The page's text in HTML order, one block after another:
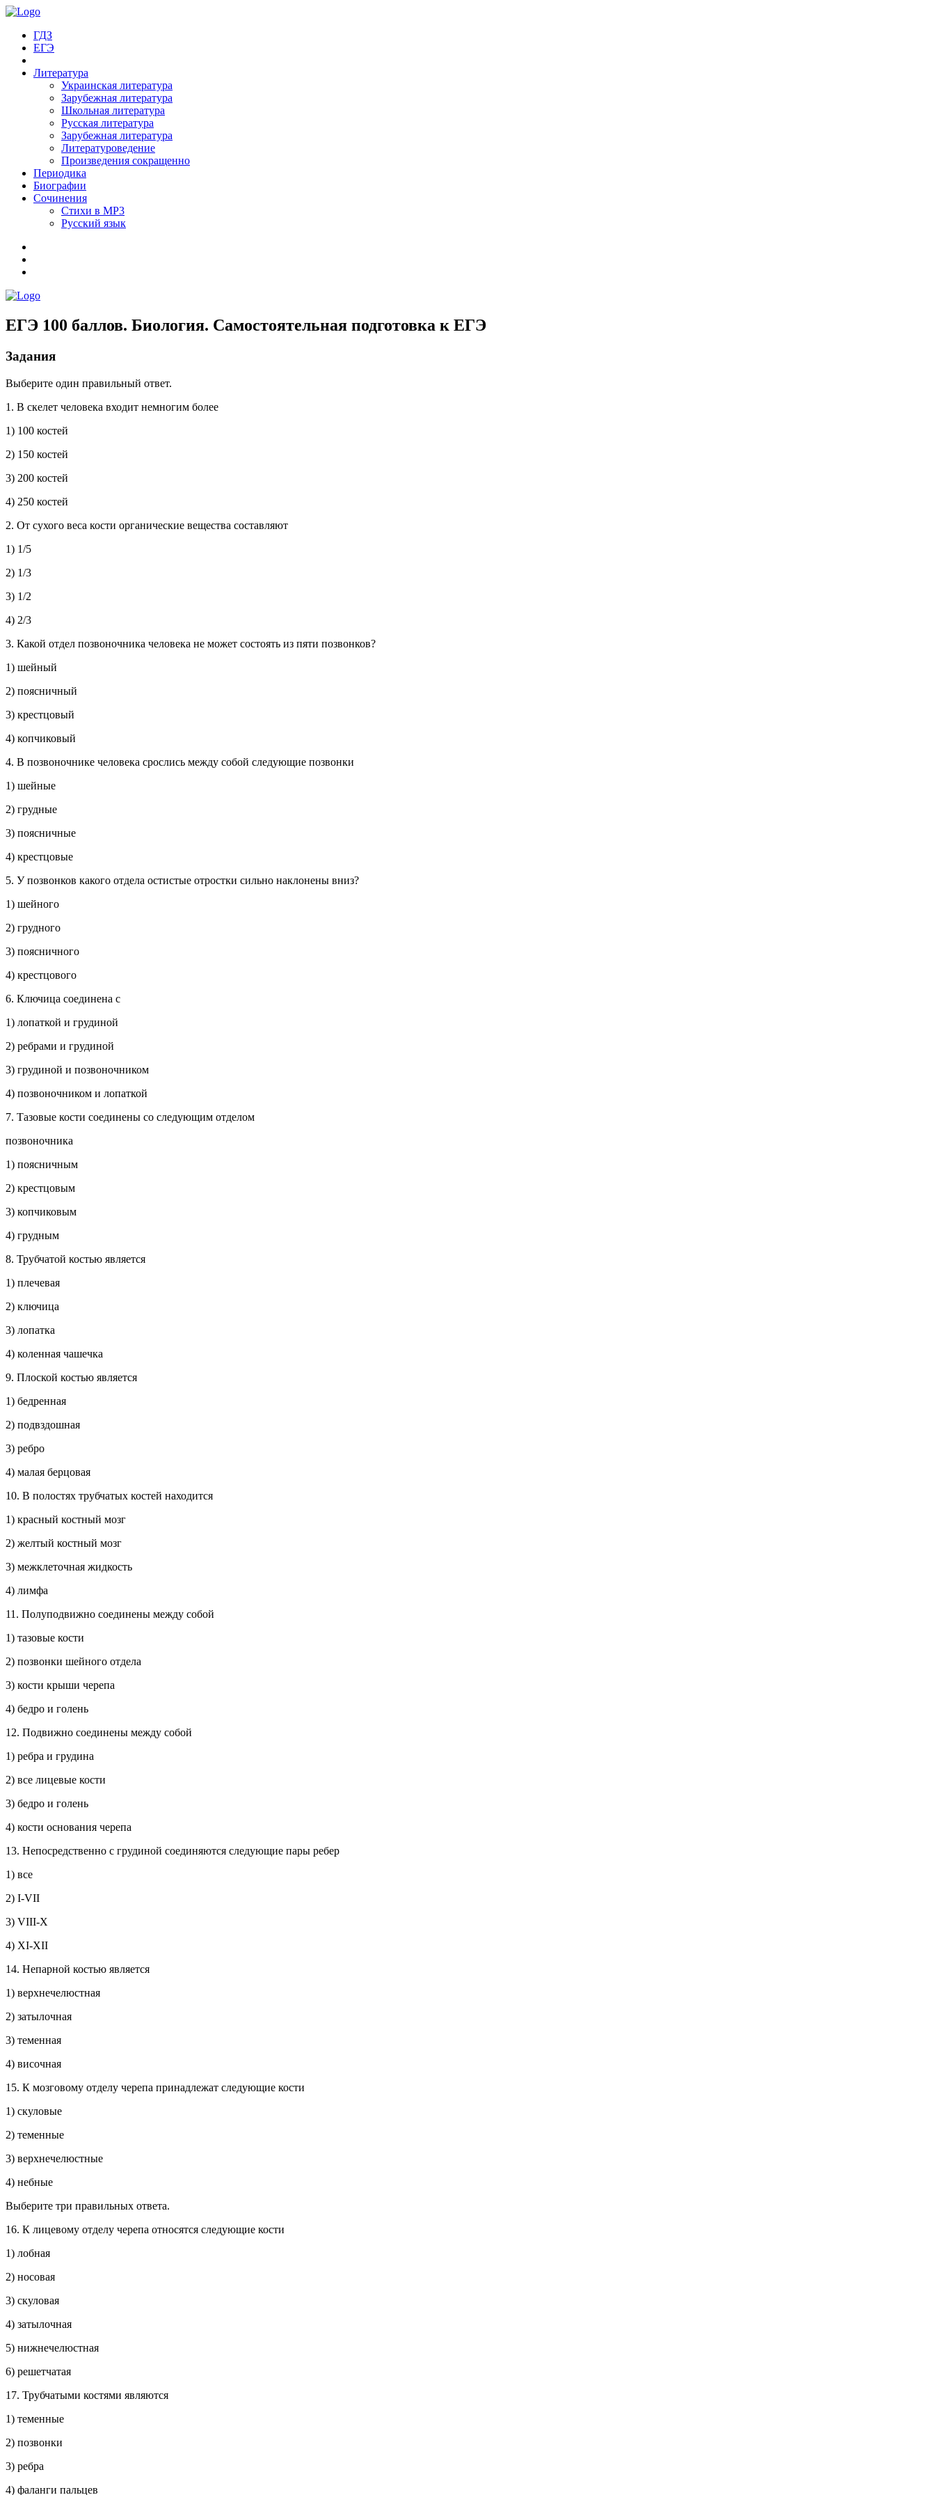
ГДЗ
ЕГЭ
Литература
Украинская литература
Зарубежная литература
Школьная литература
Русская литература
Зарубежная литература
Литературоведение
Произведения сокращенно
Периодика
Биографии
Сочинения
Стихи в MP3
Русский язык
ЕГЭ 100 баллов. Биология. Самостоятельная подготовка к ЕГЭ
Задания
Выберите один правильный ответ.
1. В скелет человека входит немногим более
1) 100 костей
2) 150 костей
3) 200 костей
4) 250 костей
2. От сухого веса кости органические вещества составляют
1) 1/5
2) 1/3
3) 1/2
4) 2/3
3. Какой отдел позвоночника человека не может состоять из пяти позвонков?
1) шейный
2) поясничный
3) крестцовый
4) копчиковый
4. В позвоночнике человека срослись между собой следующие позвонки
1) шейные
2) грудные
3) поясничные
4) крестцовые
5. У позвонков какого отдела остистые отростки сильно наклонены вниз?
1) шейного
2) грудного
3) поясничного
4) крестцового
6. Ключица соединена с
1) лопаткой и грудиной
2) ребрами и грудиной
3) грудиной и позвоночником
4) позвоночником и лопаткой
7. Тазовые кости соединены со следующим отделом
позвоночника
1) поясничным
2) крестцовым
3) копчиковым
4) грудным
8. Трубчатой костью является
1) плечевая
2) ключица
3) лопатка
4) коленная чашечка
9. Плоской костью является
1) бедренная
2) подвздошная
3) ребро
4) малая берцовая
10. В полостях трубчатых костей находится
1) красный костный мозг
2) желтый костный мозг
3) межклеточная жидкость
4) лимфа
11. Полуподвижно соединены между собой
1) тазовые кости
2) позвонки шейного отдела
3) кости крыши черепа
4) бедро и голень
12. Подвижно соединены между собой
1) ребра и грудина
2) все лицевые кости
3) бедро и голень
4) кости основания черепа
13. Непосредственно с грудиной соединяются следующие пары ребер
1) все
2) I-VII
3) VIII-X
4) XI-XII
14. Непарной костью является
1) верхнечелюстная
2) затылочная
3) теменная
4) височная
15. К мозговому отделу черепа принадлежат следующие кости
1) скуловые
2) теменные
3) верхнечелюстные
4) небные
Выберите три правильных ответа.
16. К лицевому отделу черепа относятся следующие кости
1) лобная
2) носовая
3) скуловая
4) затылочная
5) нижнечелюстная
6) решетчатая
17. Трубчатыми костями являются
1) теменные
2) позвонки
3) ребра
4) фаланги пальцев